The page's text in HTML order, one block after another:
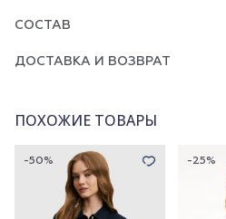
СОСТАВ
ДОСТАВКА И ВОЗВРАТ
ПОХОЖИЕ ТОВАРЫ
-50% -25%